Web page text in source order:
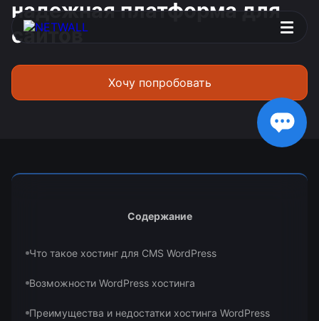
надежная платформа для
сайтов
Хочу попробовать
Содержание
Что такое хостинг для CMS WordPress
Возможности WordPress хостинга
Преимущества и недостатки хостинга WordPress